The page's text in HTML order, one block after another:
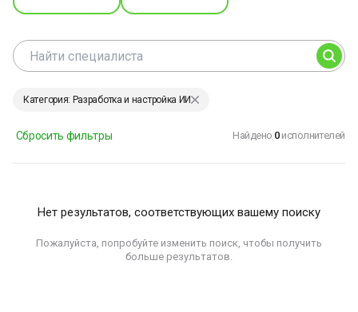
Категория: Разработка и настройка ИИ
Сбросить фильтры Найдено 0 исполнителей
Нет результатов, соответствующих вашему поиску
Пожалуйста, попробуйте изменить поиск, чтобы получить
больше результатов.